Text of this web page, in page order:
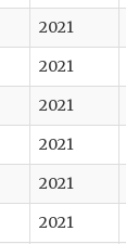
2021
2021
2021
2021
2021
2021